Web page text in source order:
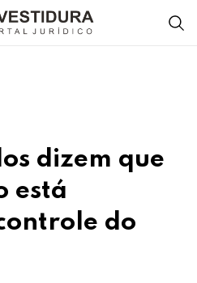
dizem que
está
do